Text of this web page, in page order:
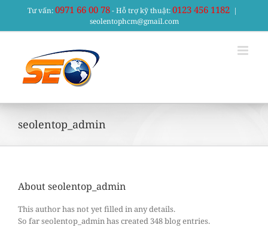
content
Tư vấn:0971 66 00 78- Hỗ trợ kỹ thuật:0123 456 1182 |
seolentophcm@gmail.com
seolentop_admin
Aboutseolentop_admin
This author has not yet filled in any details.
So far seolentop_admin has created 348 blog entries.